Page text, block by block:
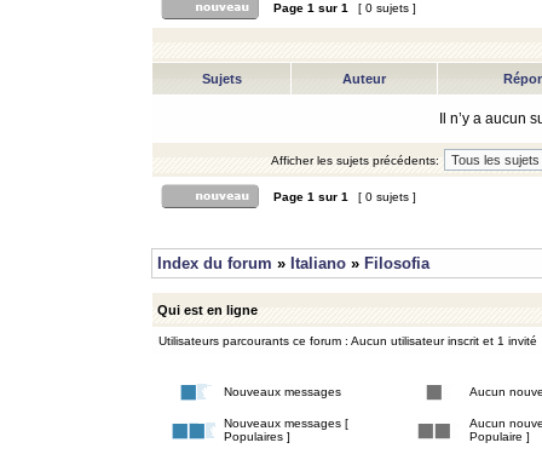
Page 1 sur 1 [ 0 sujets ]
Sujets Auteur
Il n’y a aucun
Afficher les sujets précédents:
Page 1 sur 1 [ 0 sujets ]
Index du forum » Italiano » Filosofia
Qui est en ligne
Utilisateurs parcourants ce forum : Aucun utilisateur inscrit et 1 invité
Nouveaux messages Aucun
Nouveaux messages [
Populaires ]
Aucun
Populaire ]